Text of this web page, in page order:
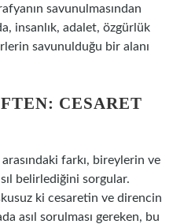
savunulmasından
insanlık, adalet, özgürlük
savunulduğu bir alanı
CESARET
farkı, bireylerin ve
belirlediğini sorgular.
ki cesaretin ve direncin
asıl sorulması gereken, bu